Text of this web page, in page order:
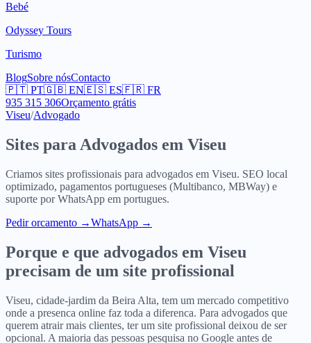
Bebé
Odyssey Tours
Turismo
BlogSobre nósContacto
🇵🇹 PT🇬🇧 EN🇪🇸 ES🇫🇷 FR
935 315 306Orçamento grátis
Viseu/Advogado
Sites para Advogados em Viseu
Criamos sites profissionais para advogados em Viseu. SEO local
optimizado, pagamentos portugueses (Multibanco, MBWay) e
suporte por WhatsApp em portugues.
Pedir orcamento →WhatsApp →
Porque e que advogados em Viseu
precisam de um site profissional
Viseu, cidade-jardim da Beira Alta, tem um mercado competitivo
onde a presenca online faz toda a diferenca. Para advogados que
querem atrair mais clientes, ter um site profissional deixou de ser
opcional. A maioria das pessoas pesquisa no Google antes de